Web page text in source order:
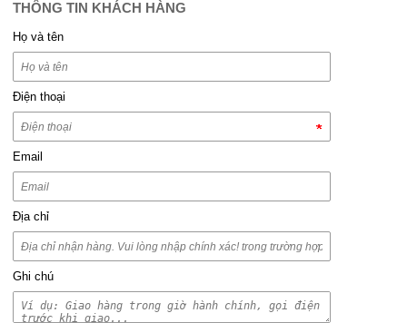
THÔNG TIN KHÁCH HÀNG
Họ và tên
Điện thoại
Email
Địa chỉ
Ghi chú